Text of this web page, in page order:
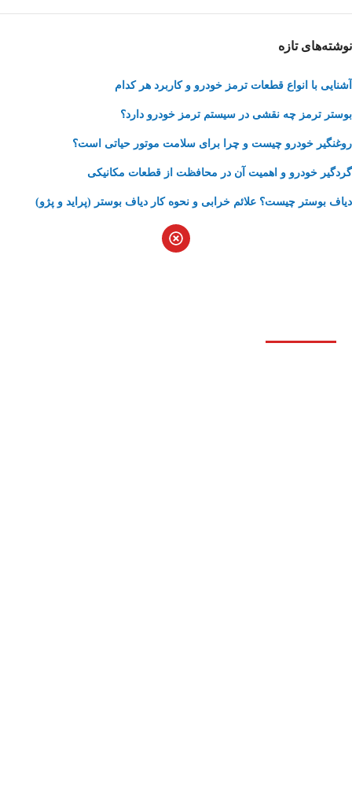
نوشته‌های تازه
آشنایی با انواع قطعات ترمز خودرو و کاربرد هر کدام
بوستر ترمز چه نقشی در سیستم ترمز خودرو دارد؟
روغنگیر خودرو چیست و چرا برای سلامت موتور حیاتی است؟
گردگیر خودرو و اهمیت آن در محافظت از قطعات مکانیکی
دیاف بوستر چیست؟ علائم خرابی و نحوه کار دیاف بوستر (پراید و پژو)